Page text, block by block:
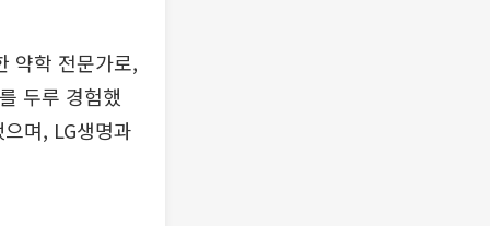
약학 전문가로,
두루 경험했
며, LG생명과